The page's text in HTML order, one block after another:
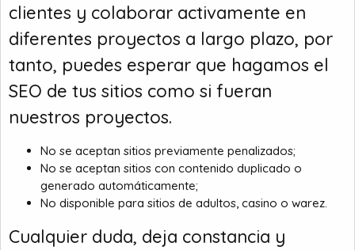
clientes y colaborar activamente en
diferentes proyectos a largo plazo, por
tanto, puedes esperar que hagamos el
SEO de tus sitios como si fueran
nuestros proyectos.
No se aceptan sitios previamente penalizados;
No se aceptan sitios con contenido duplicado o
generado automáticamente;
No disponible para sitios de adultos, casino o warez.
Cualquier duda, deja constancia y